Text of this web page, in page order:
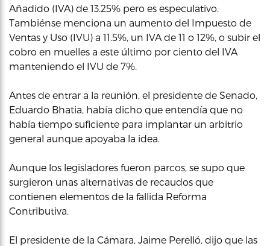
Añadido (IVA) de 13.25% pero es especulativo.
Tambiénse menciona un aumento del Impuesto de
Ventas y Uso (IVU) a 11.5%, un IVA de 11 o 12%, o subir el
cobro en muelles a este último por ciento del IVA
manteniendo el IVU de 7%.
Antes de entrar a la reunión, el presidente de Senado,
Eduardo Bhatia, había dicho que entendía que no
había tiempo suficiente para implantar un arbitrio
general aunque apoyaba la idea.
Aunque los legisladores fueron parcos, se supo que
surgieron unas alternativas de recaudos que
contienen elementos de la fallida Reforma
Contributiva.
El presidente de la Cámara, Jaime Perelló, dijo que las